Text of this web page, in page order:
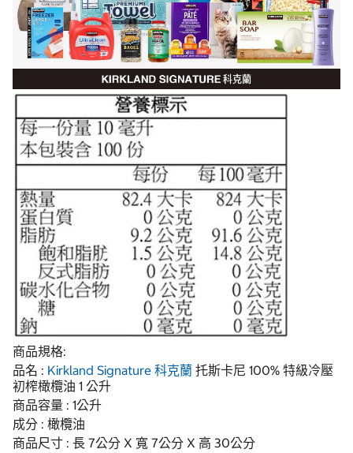
商品規格:
品名 : Kirkland Signature 科克蘭 托斯卡尼 100% 特級冷壓
初榨橄欖油 1 公升
商品容量 : 1公升
成分 : 橄欖油
商品尺寸 : 長 7公分 X 寬 7公分 X 高 30公分